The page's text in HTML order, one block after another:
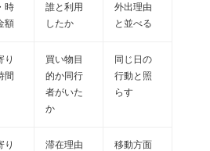
時
額
誰と利用
したか
外出理由
と並べる
り
間
買い物目
的か同行
者がいた
か
同じ日の
行動と照
らす
り
滞在理由
移動方面